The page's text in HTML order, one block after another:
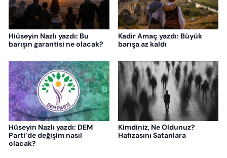
Hiüseyin Nazlı yazdı: Bu
barışın garantisi ne olacak?
Kadir Amaç yazdı: Büyük
barışa az kaldı
Hüseyin Nazlı yazdı: DEM
Parti’de değişim nasıl
olacak?
Kimdiniz, Ne Oldunuz?
Hafızasını Satanlara